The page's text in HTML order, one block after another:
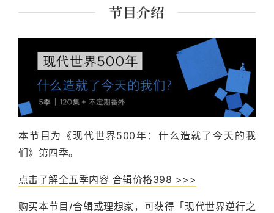
本节目为《现代世界500年：什么造就了今天的我
们》第四季。
点击了解全五季内容 合辑价格398 >>>
购买本节目/合辑或理想家，可获得「现代世界逆行之